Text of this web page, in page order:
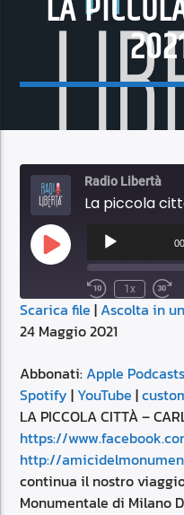
Radio Libertà
La piccola
Play
Episode
Audio
Player
1x
SUBSCRIBE
Apple Podcasts
YouTube
RSS FEED
SHARE
LINK
EMBED
Scarica file |Ascolta in
24 Maggio 2021
Abbonati:Apple Podcasts
Spotify | YouTube |
LA PICCOLA CITTÀ –
https://
http://
continua il nostro
Monumentale di Milano